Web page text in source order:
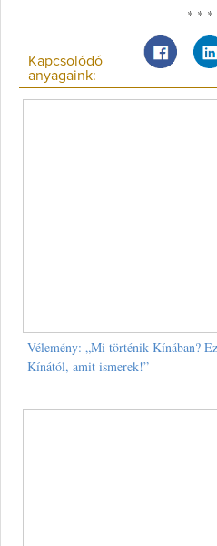
* * *
Kapcsolódó
anyagaink:
Vélemény: „Mi történik Kínában?
Kínától, amit ismerek!”